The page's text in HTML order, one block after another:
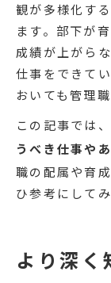
観が多様化す
ます。部下が
成績が上がら
仕事をできて
おいても管理
この記事では、
うべき仕事や
職の配属や育
ひ参考にして
より深く